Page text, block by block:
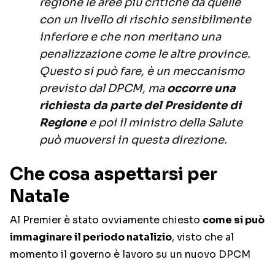
con un livello di rischio sensibilmente
inferiore e che non meritano una
penalizzazione come le altre province.
Questo si può fare, è un meccanismo
previsto dal DPCM, maoccorre una
richiesta da parte del Presidente di
Regionee poi il ministro della Salute
può muoversi in questa direzione.
Che cosa aspettarsi per
Natale
Al Premier è stato ovviamente chiesto come si può
immaginare il periodo natalizio, visto che al
momento il governo è lavoro su un nuovo DPCM